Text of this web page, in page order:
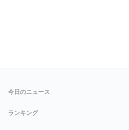
今日のニュース
ランキング